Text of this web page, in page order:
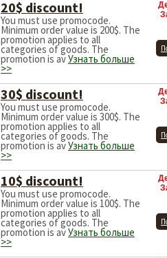
20$ discount!
You must use promocode.
Minimum order value is 200$. The
promotion applies to all
categories of goods. The
promotion is avУзнать больше
>>
30$ discount!
You must use promocode.
Minimum order value is 300$. The
promotion applies to all
categories of goods. The
promotion is avУзнать больше
>>
10$ discount!
You must use promocode.
Minimum order value is 100$. The
promotion applies to all
categories of goods. The
promotion is avУзнать больше
>>